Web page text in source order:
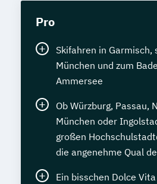
Pro
Skifahren in Garmisch,
München und zum
Ammersee
Ob Würzburg, Passau,
München oder
großen
die angenehme Qual
Ein bisschen Dolce